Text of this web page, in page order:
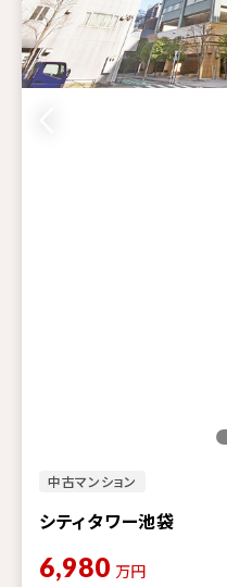
中古マンション
シティタワー池袋
6,980 万円